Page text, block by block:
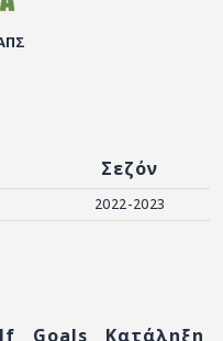
Σεζόν
2022-2023
Goals Κατάληξη